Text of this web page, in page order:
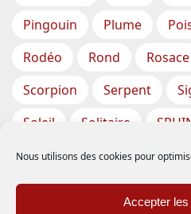
Nous utilisons des cookies pour
Accepter
Pingouin
Plume
Rodéo
Rond Rosace
Scorpion
Serpent
Soleil
Solitaire
Torsade
Tortue
Triangle
Trèfle Tête